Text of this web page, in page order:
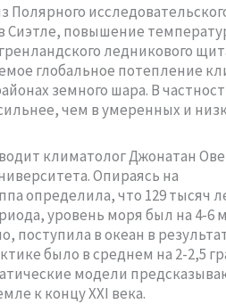
Сиэтле, повышение
ледникового
глобальное потепление
земного шара. В
чем в умеренных и
климатолог Джонатан
Опираясь на
определила, что 129 тысяч
уровень моря был на 4-6
поступила в океан в
было в среднем на 2-2,5
модели
к концу XXI века.